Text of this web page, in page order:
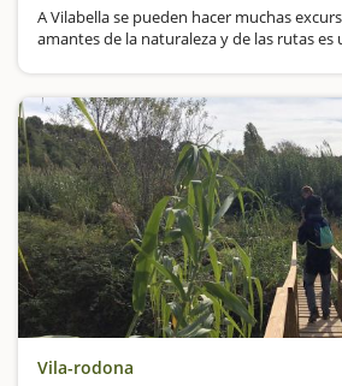
A Vilabella se pueden hacer muchas
amantes de la naturaleza y de las rutas
Vila-rodona